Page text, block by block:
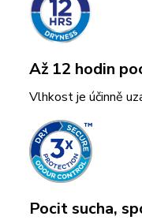
Až 12 hodin
Vlhkost je účinně
Pocit sucha,